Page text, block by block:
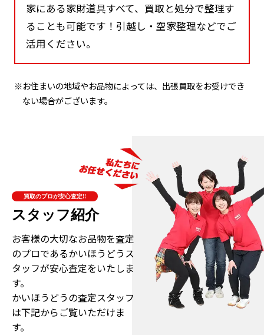
家にある家財道具すべて、買取と処分で整理す
ることも可能です！引越し・空家整理などでご
活用ください。
※お住まいの地域やお品物によっては、出張買取をお受けでき
ない場合がございます。
買取のプロが安心査定!!
スタッフ紹介
お客様の大切なお品物を査定
のプロであるかいほうどうス
タッフが安心査定をいたしま
す。
かいほうどうの査定スタッフ
は下記からご覧いただけま
す。